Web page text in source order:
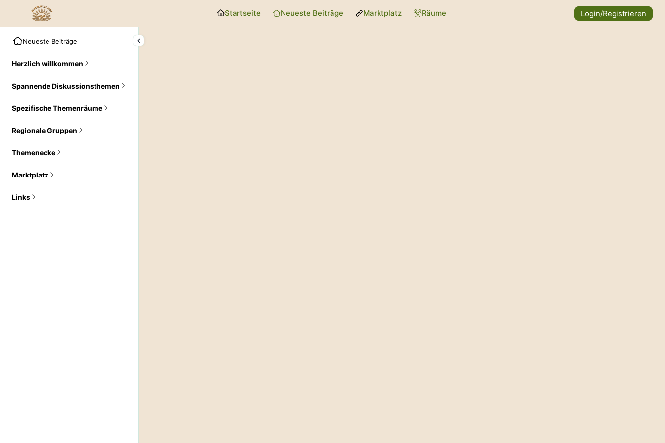
Startseite Neueste Beiträge Marktplatz Räume Login/Registrieren
Neueste Beiträge
Herzlich willkommen
Spannende Diskussionsthemen
Spezifische Themenräume
Regionale Gruppen
Themenecke
Marktplatz
Links